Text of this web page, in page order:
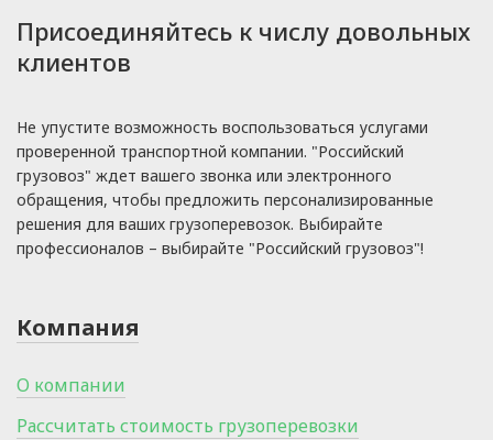
Присоединяйтесь к числу довольных
клиентов
Не упустите возможность воспользоваться услугами
проверенной транспортной компании. "Российский
грузовоз" ждет вашего звонка или электронного
обращения, чтобы предложить персонализированные
решения для ваших грузоперевозок. Выбирайте
профессионалов – выбирайте "Российский грузовоз"!
Компания
О компании
Рассчитать стоимость грузоперевозки